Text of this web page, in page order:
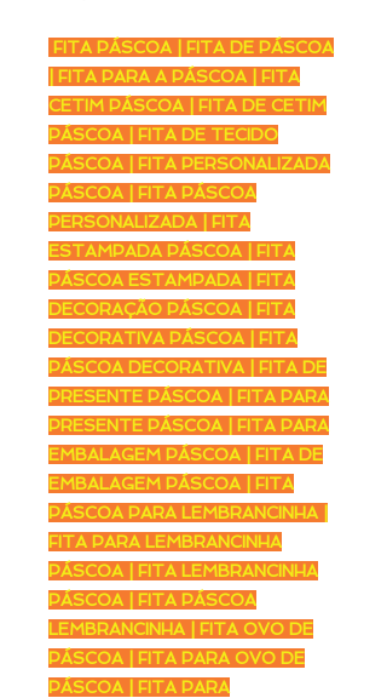
FITA PÁSCOA | FITA DE PÁSCOA
| FITA PARA A PÁSCOA | FITA
CETIM PÁSCOA | FITA DE CETIM
PÁSCOA | FITA DE TECIDO
PÁSCOA | FITA PERSONALIZADA
PÁSCOA | FITA PÁSCOA
PERSONALIZADA | FITA
ESTAMPADA PÁSCOA | FITA
PÁSCOA ESTAMPADA | FITA
DECORAÇÃO PÁSCOA | FITA
DECORATIVA PÁSCOA | FITA
PÁSCOA DECORATIVA | FITA DE
PRESENTE PÁSCOA | FITA PARA
PRESENTE PÁSCOA | FITA PARA
EMBALAGEM PÁSCOA | FITA DE
EMBALAGEM PÁSCOA | FITA
PÁSCOA PARA LEMBRANCINHA |
FITA PARA LEMBRANCINHA
PÁSCOA | FITA LEMBRANCINHA
PÁSCOA | FITA PÁSCOA
LEMBRANCINHA | FITA OVO DE
PÁSCOA | FITA PARA OVO DE
PÁSCOA | FITA PARA